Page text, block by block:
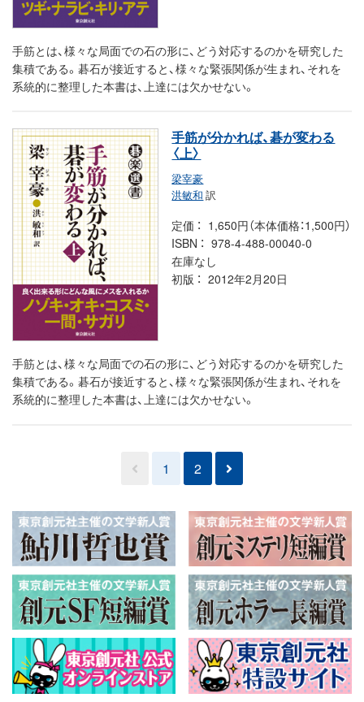
手筋とは、様々な局面での石の形に、どう対応するのかを研究した
集積である。碁石が接近すると、様々な緊張関係が生まれ、それを
系統的に整理した本書は、上達には欠かせない。
手筋が分かれば、碁が変わる
〈上〉
梁宰豪
洪敏和 訳
定価
1,650円（本体価格：1,500円）
ISBN
978-4-488-00040-0
在庫なし
初版
2012年2月20日
手筋とは、様々な局面での石の形に、どう対応するのかを研究した
集積である。碁石が接近すると、様々な緊張関係が生まれ、それを
系統的に整理した本書は、上達には欠かせない。
1 2